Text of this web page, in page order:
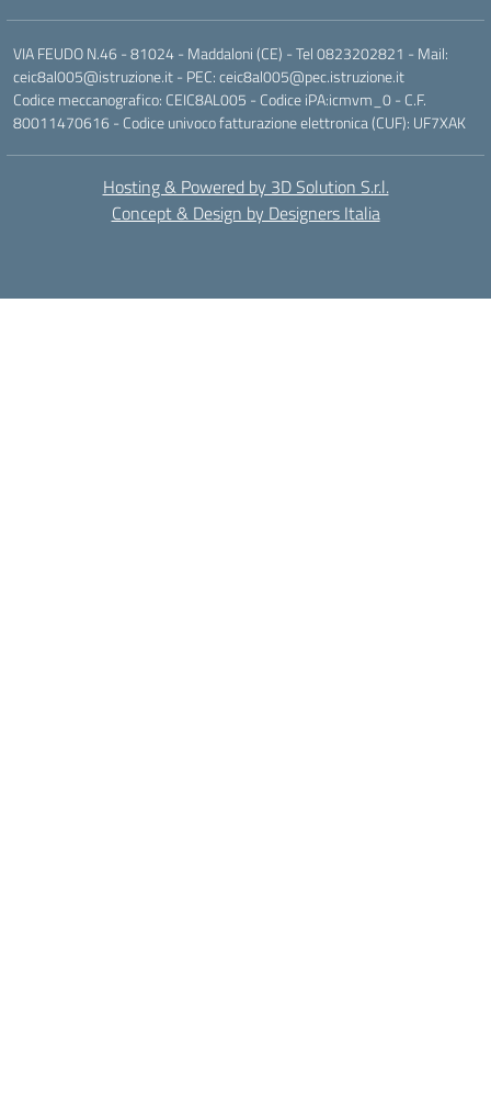
VIA FEUDO N.46 - 81024 - Maddaloni (CE) - Tel 0823202821 - Mail:
ceic8al005@istruzione.it - PEC: ceic8al005@pec.istruzione.it
Codice meccanografico: CEIC8AL005 - Codice iPA:icmvm_0 - C.F.
80011470616 - Codice univoco fatturazione elettronica (CUF): UF7XAK
Hosting & Powered by 3D Solution S.r.l.
Concept & Design by Designers Italia